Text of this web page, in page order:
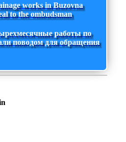
works in Buzovna
to the ombudsman
работы по
поводом для обращения